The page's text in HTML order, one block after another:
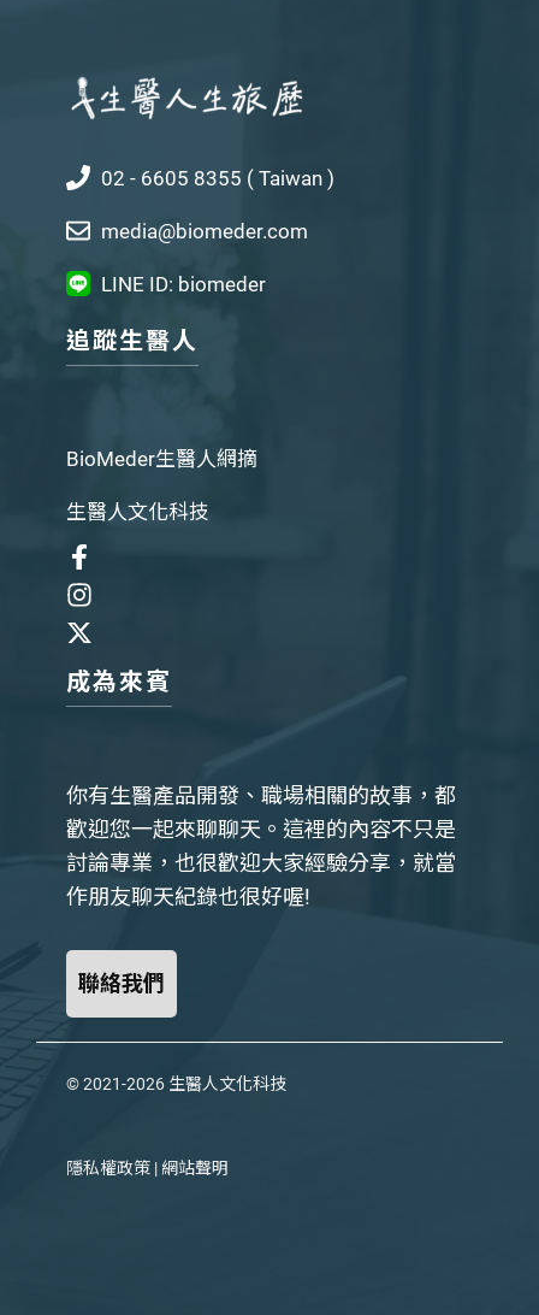
02 - 6605 8355 ( Taiwan )
media@biomeder.com
LINE ID: biomeder
追蹤生醫人
BioMeder生醫人網摘
生醫人文化科技
成為來賓
你有生醫產品開發、職場相關的故事，都
歡迎您一起來聊聊天。這裡的內容不只是
討論專業，也很歡迎大家經驗分享，就當
作朋友聊天紀錄也很好喔!
聯絡我們
© 2021-2026 生醫人文化科技
隱私權政策 |網站聲明